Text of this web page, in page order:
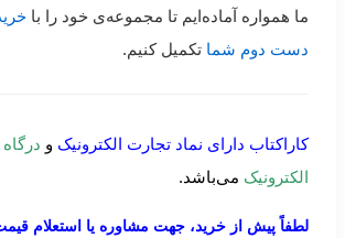
ما همواره آماده‌ایم تا مجموعه‌ی خود را با
دست دوم شما تکمیل کنیم.
کاراکتاب دارای نماد تجارت الکترونیک و
الکترونیک می‌باشد.
لطفاً پیش از خرید، جهت مشاوره یا استعلام